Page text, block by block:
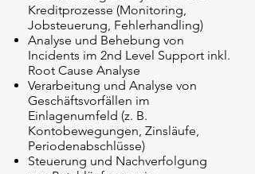
Kreditprozesse (Monitoring,
Jobsteuerung, Fehlerhandling)
Analyse und Behebung von
Incidents im 2nd Level Support inkl.
Root Cause Analyse
Verarbeitung und Analyse von
Geschäftsvorfällen im
Einlagenumfeld (z. B.
Kontobewegungen, Zinsläufe,
Periodenabschlüsse)
Steuerung und Nachverfolgung